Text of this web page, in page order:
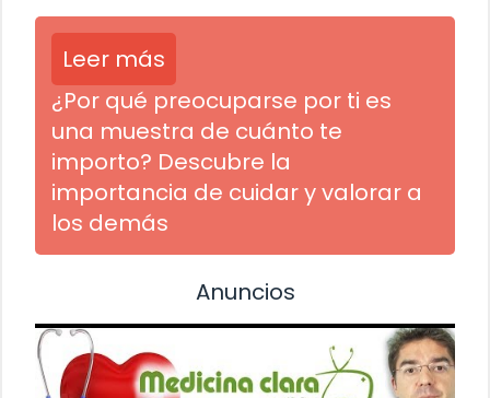
Leer más
¿Por qué preocuparse por ti es
una muestra de cuánto te
importo? Descubre la
importancia de cuidar y valorar a
los demás
Anuncios